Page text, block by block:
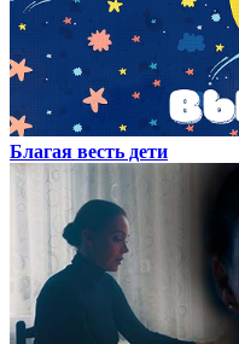
Благая весть дети